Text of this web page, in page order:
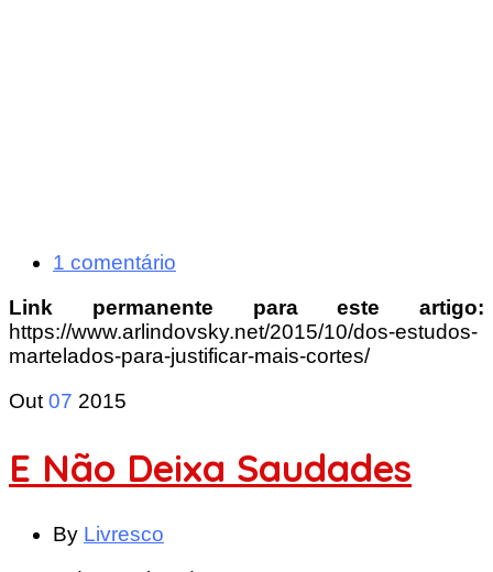
1 comentário
Link permanente para este artigo:
https://www.arlindovsky.net/2015/10/dos-estudos-
martelados-para-justificar-mais-cortes/
Out 07 2015
E Não Deixa Saudades
By Livresco